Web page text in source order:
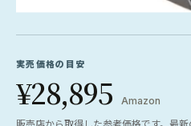
実売価格の目安
¥28,895
Amazon